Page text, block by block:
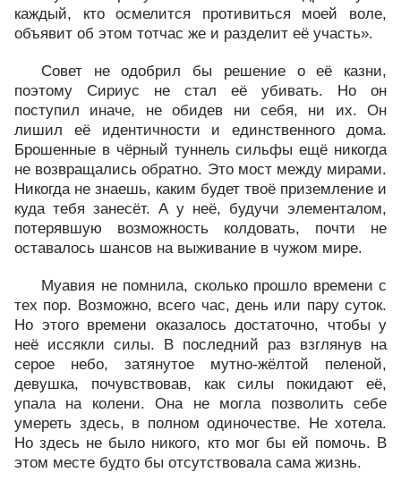
каждый, кто осмелится противиться моей воле,
объявит об этом тотчас же и разделит её участь».
Совет не одобрил бы решение о её казни,
поэтому Сириус не стал её убивать. Но он
поступил иначе, не обидев ни себя, ни их. Он
лишил её идентичности и единственного дома.
Брошенные в чёрный туннель сильфы ещё никогда
не возвращались обратно. Это мост между мирами.
Никогда не знаешь, каким будет твоё приземление и
куда тебя занесёт. А у неё, будучи элементалом,
потерявшую возможность колдовать, почти не
оставалось шансов на выживание в чужом мире.
Муавия не помнила, сколько прошло времени с
тех пор. Возможно, всего час, день или пару суток.
Но этого времени оказалось достаточно, чтобы у
неё иссякли силы. В последний раз взглянув на
серое небо, затянутое мутно-жёлтой пеленой,
девушка, почувствовав, как силы покидают её,
упала на колени. Она не могла позволить себе
умереть здесь, в полном одиночестве. Не хотела.
Но здесь не было никого, кто мог бы ей помочь. В
этом месте будто бы отсутствовала сама жизнь.